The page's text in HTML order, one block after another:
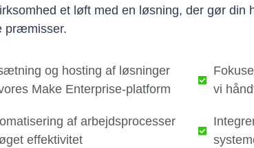
et løft med en løsning, der gør din
præmisser.
og hosting af løsninger
Make Enterprise-platform
af arbejdsprocesser
effektivitet
vi